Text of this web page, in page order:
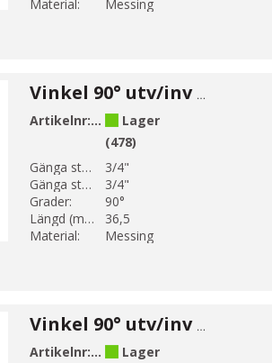
Material:
Messing
Vinkel 90° utv/inv MS 3/4"
Artikelnr:E18-5Lager
(478)
Gänga storlek 1:
3/4"
Gänga storlek 2:
3/4"
Grader:
90°
Längd (mm):
36,5
Material:
Messing
Vinkel 90° utv/inv MS 1"
Artikelnr:E18-6Lager